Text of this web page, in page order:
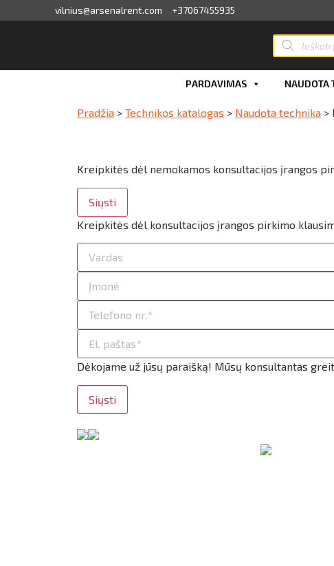
vilnius@arsenalrent.com +37067455935
PARDAVIMAS NAUDOTA
Pradžia > Technikos katalogas > Naudota technika >
Kreipkitės dėl nemokamos konsultacijos įrangos
Siųsti
Kreipkitės dėl konsultacijos įrangos pirkimo
Dėkojame už jūsų paraišką! Mūsų konsultantas
Siųsti